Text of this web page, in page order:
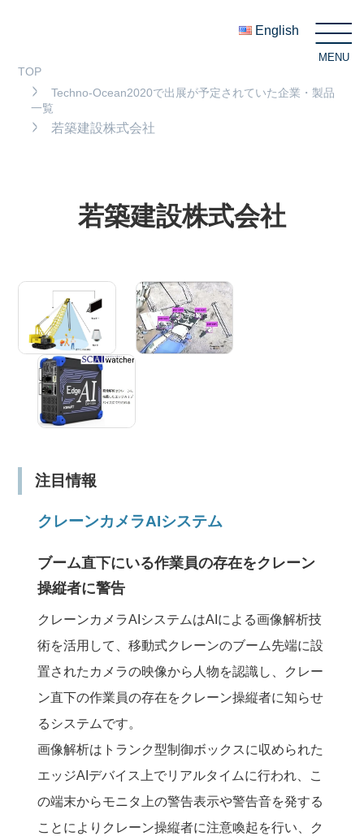
MENU
English
TOP
Techno-Ocean2020で出展が予定されていた企業・製品
一覧
若築建設株式会社
若築建設株式会社
注目情報
クレーンカメラAIシステム
ブーム直下にいる作業員の存在をクレーン
操縦者に警告
クレーンカメラAIシステムはAIによる画像解析技
術を活用して、移動式クレーンのブーム先端に設
置されたカメラの映像から人物を認識し、クレー
ン直下の作業員の存在をクレーン操縦者に知らせ
るシステムです。
画像解析はトランク型制御ボックスに収められた
エッジAIデバイス上でリアルタイムに行われ、こ
の端末からモニタ上の警告表示や警告音を発する
ことによりクレーン操縦者に注意喚起を行い、ク